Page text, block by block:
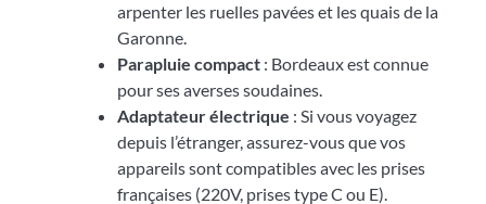
arpenter les ruelles pavées et les quais de la
Garonne.
Parapluie compact : Bordeaux est connue
pour ses averses soudaines.
Adaptateur électrique : Si vous voyagez
depuis l’étranger, assurez-vous que vos
appareils sont compatibles avec les prises
françaises (220V, prises type C ou E).